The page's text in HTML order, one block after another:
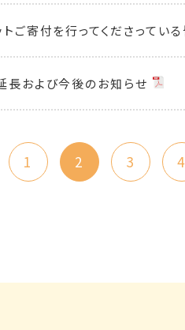
ご寄付を行ってくださってい
長および今後のお知らせ
1 2 3 4